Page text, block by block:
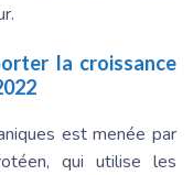
la croissance
est menée par
qui utilise les